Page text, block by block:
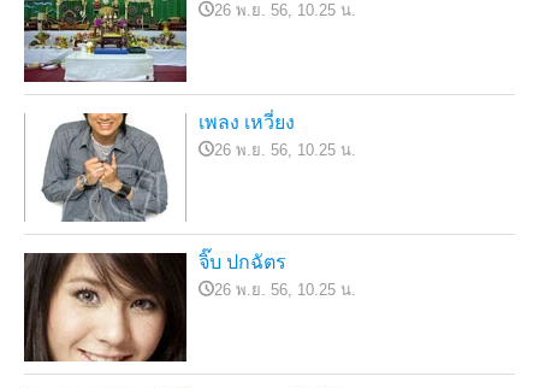
26 พ.ย. 56, 10.25 น.
เพลง เหวี่ยง
26 พ.ย. 56, 10.25 น.
จิ๊บ ปกฉัตร
26 พ.ย. 56, 10.25 น.